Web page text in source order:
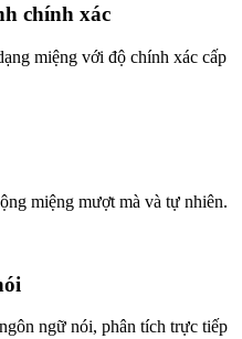
chính xác
miệng với độ chính xác cấp
miệng mượt mà và tự nhiên.
ngữ nói, phân tích trực tiếp